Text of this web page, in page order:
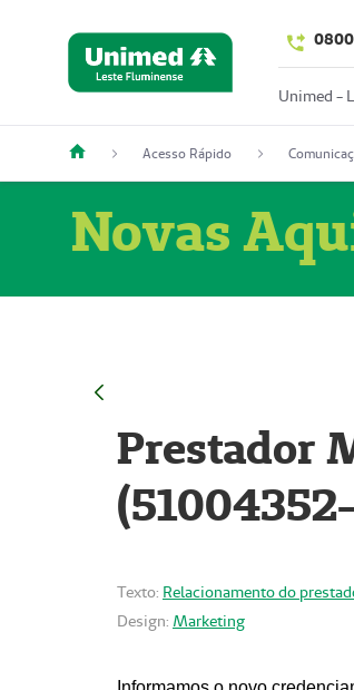
Unimed -
Acesso Rápido
Novas
Prestador
Texto: Relacionamento do
Design: Marketing